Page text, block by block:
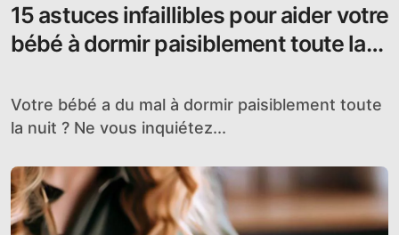
15 astuces infaillibles pour aider votre
bébé à dormir paisiblement toute la
Votre bébé a du mal à dormir paisiblement toute
la nuit ? Ne vous inquiétez...